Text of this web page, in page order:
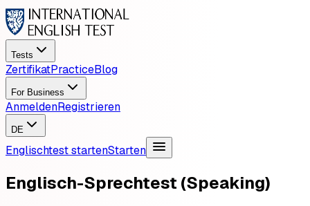
Tests
ZertifikatPracticeBlog
For Business
AnmeldenRegistrieren
DE
Englischtest startenStarten
Englisch-Sprechtest (Speaking)